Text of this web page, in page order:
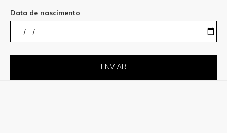
Data de nascimento
ENVIAR